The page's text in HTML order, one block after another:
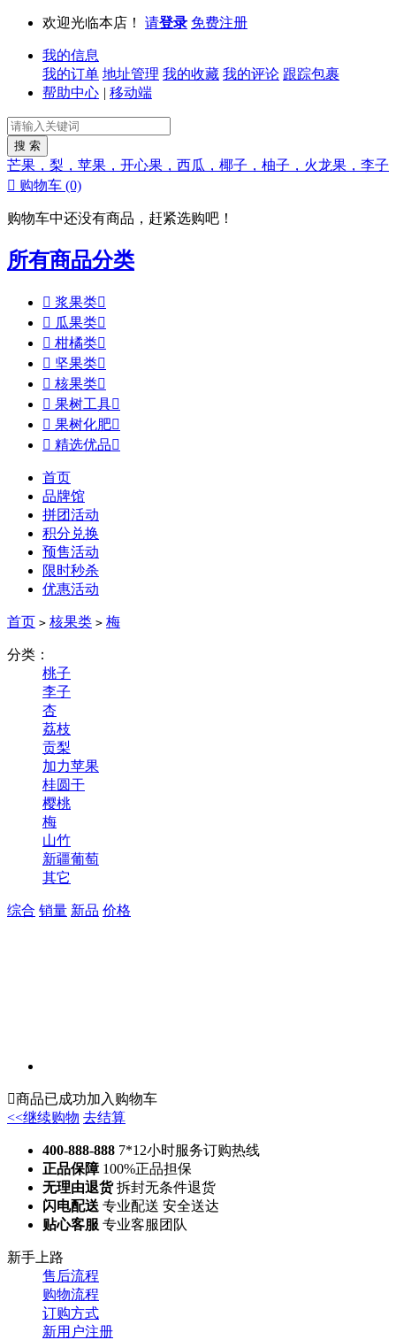
欢迎光临本店！ 请登录 免费注册
我的信息
我的订单 地址管理 我的收藏 我的评论 跟踪包裹
帮助中心 | 移动端
芒果，梨，苹果，开心果，西瓜，椰子，柚子，火龙果，李子
 购物车 (0)
购物车中还没有商品，赶紧选购吧！
所有商品分类
 浆果类
 瓜果类
 柑橘类
 坚果类
 核果类
 果树工具
 果树化肥
 精选优品
首页
品牌馆
拼团活动
积分兑换
预售活动
限时秒杀
优惠活动
首页 > 核果类 > 梅
分类：
桃子
李子
杏
荔枝
贡梨
加力苹果
桂圆干
樱桃
梅
山竹
新疆葡萄
其它
综合 销量 新品 价格
商品已成功加入购物车
<<继续购物 去结算
400-888-888 7*12小时服务订购热线
正品保障 100%正品担保
无理由退货 拆封无条件退货
闪电配送 专业配送 安全送达
贴心客服 专业客服团队
新手上路
售后流程
购物流程
订购方式
新用户注册